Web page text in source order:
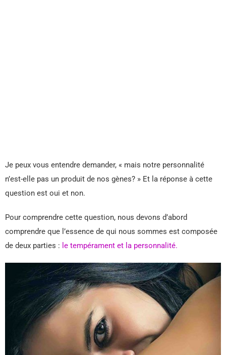
Je peux vous entendre demander, « mais notre personnalité
n’est-elle pas un produit de nos gènes? » Et la réponse à cette
question est oui et non.
Pour comprendre cette question, nous devons d’abord
comprendre que l’essence de qui nous sommes est composée
de deux parties : le tempérament et la personnalité.